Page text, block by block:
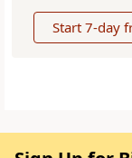
Start 7-day